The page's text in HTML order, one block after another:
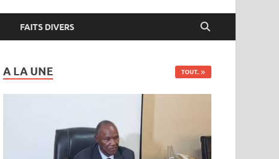
FAITS DIVERS
A LA UNE TOUT..